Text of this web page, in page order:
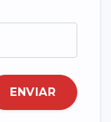
ENVIAR